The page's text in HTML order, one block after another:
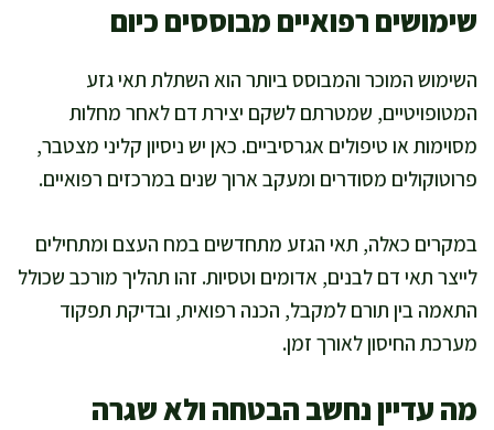
שימושים רפואיים מבוססים כיום
השימוש המוכר והמבוסס ביותר הוא השתלת תאי גזע
המטופויטיים, שמטרתם לשקם יצירת דם לאחר מחלות
מסוימות או טיפולים אגרסיביים. כאן יש ניסיון קליני מצטבר,
פרוטוקולים מסודרים ומעקב ארוך שנים במרכזים רפואיים.
במקרים כאלה, תאי הגזע מתחדשים במח העצם ומתחילים
לייצר תאי דם לבנים, אדומים וטסיות. זהו תהליך מורכב שכולל
התאמה בין תורם למקבל, הכנה רפואית, ובדיקת תפקוד
מערכת החיסון לאורך זמן.
מה עדיין נחשב הבטחה ולא שגרה